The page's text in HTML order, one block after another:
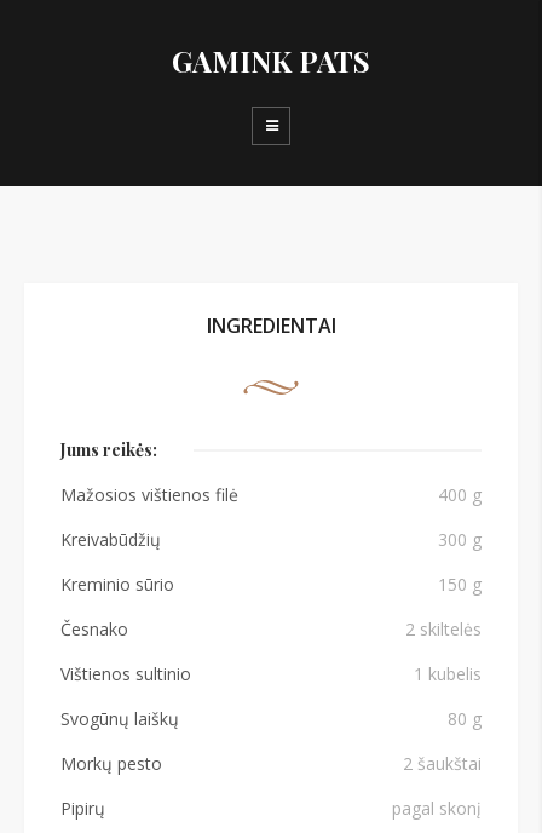
GAMINK PATS
INGREDIENTAI
Jums reikės:
Mažosios vištienos filė
400 g
Kreivabūdžių
300 g
Kreminio sūrio
150 g
Česnako
2 skiltelės
Vištienos sultinio
1 kubelis
Svogūnų laiškų
80 g
Morkų pesto
2 šaukštai
Pipirų
pagal skonį